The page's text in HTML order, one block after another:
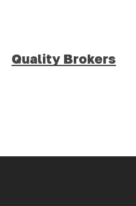
Quality Brokers